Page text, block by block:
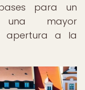
para un
una mayor
apertura a la